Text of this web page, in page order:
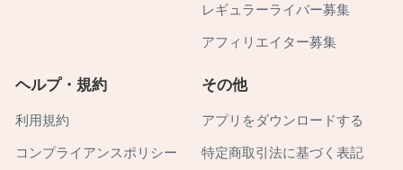
レギュラーライバー募集
アフィリエイター募集
ヘルプ・規約
利用規約
コンプライアンスポリシー
その他
アプリをダウンロードする
特定商取引法に基づく表記